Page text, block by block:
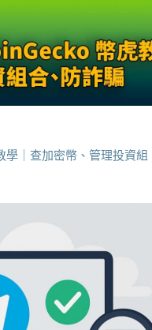
學｜查加密幣、管理投資組